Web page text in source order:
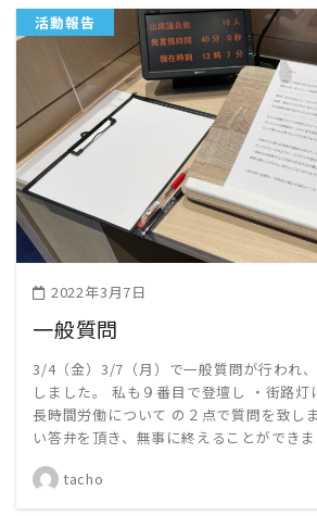
活動報告
READ MORE
2022年3月7日
一般質問
3/4（金）3/7（月）で一般質問が行われ
しました。 私も９番目で登壇し ・街路灯
長時間労働について の２点で質問を致し
い答弁を頂き、無事に終えることができ
tacho